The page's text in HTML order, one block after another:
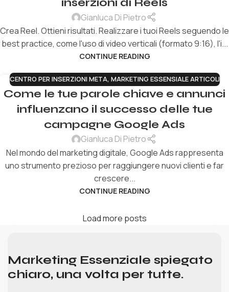
Gianluca Di Pietro
Crea Reel. Ottieni risultati. Realizzare i tuoi Reels seguendo le
best practice, come l'uso di video verticali (formato 9:16), l'i...
CONTINUE READING
05
LUG
CENTRO PER INSERZIONI META, MARKETING ESSENSIALE ARTICOLI
Come le tue parole chiave e annunci
influenzano il successo delle tue
campagne Google Ads
Gianluca Di Pietro
Nel mondo del marketing digitale, Google Ads rappresenta
uno strumento prezioso per raggiungere nuovi clienti e far
crescere...
CONTINUE READING
Load more posts
Marketing Essenziale spiegato
chiaro, una volta per tutte.